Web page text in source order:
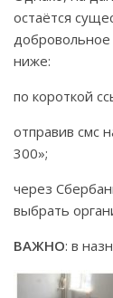
остаётся
ниже:
по короткой
отправив смс
300»;
через
выбрать
ВАЖНО: в